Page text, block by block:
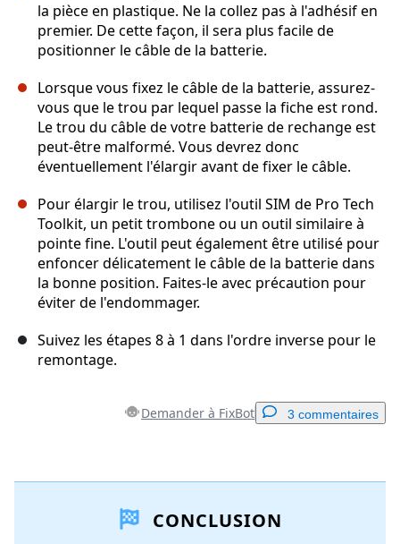
la pièce en plastique. Ne la collez pas à l'adhésif en
premier. De cette façon, il sera plus facile de
positionner le câble de la batterie.
Lorsque vous fixez le câble de la batterie, assurez-
vous que le trou par lequel passe la fiche est rond.
Le trou du câble de votre batterie de rechange est
peut-être malformé. Vous devrez donc
éventuellement l'élargir avant de fixer le câble.
Pour élargir le trou, utilisez l'outil SIM de Pro Tech
Toolkit, un petit trombone ou un outil similaire à
pointe fine. L'outil peut également être utilisé pour
enfoncer délicatement le câble de la batterie dans
la bonne position. Faites-le avec précaution pour
éviter de l'endommager.
Suivez les étapes 8 à 1 dans l'ordre inverse pour le
remontage.
Demander à FixBot 3 commentaires
Ajouter un commentaireCONCLUSION